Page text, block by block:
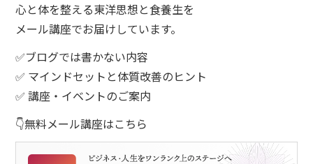
心と体を整える東洋思想と食養生を
メール講座でお届けしています。
✅ブログでは書かない内容
✅ マインドセットと体質改善のヒント
✅ 講座・イベントのご案内
👇無料メール講座はこちら